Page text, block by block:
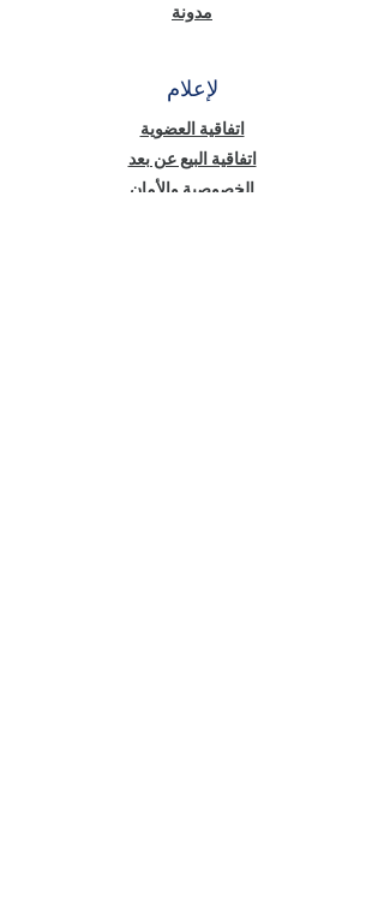
مدونة
لإعلام
اتفاقية العضوية
اتفاقية البيع عن بعد
الخصوصية والأمان